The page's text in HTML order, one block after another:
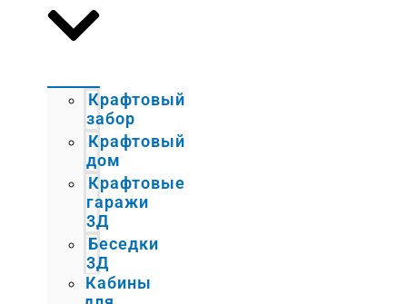
Крафтовый
забор
Крафтовый
дом
Крафтовые
гаражи
3Д
Беседки
3Д
Кабины